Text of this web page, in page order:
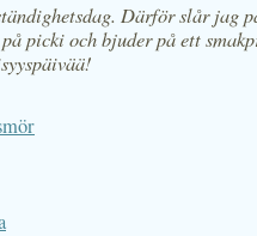
Därför slår jag
picki och bjuder på ett